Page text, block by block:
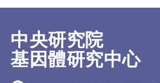
中央研究院
基因體研究中心